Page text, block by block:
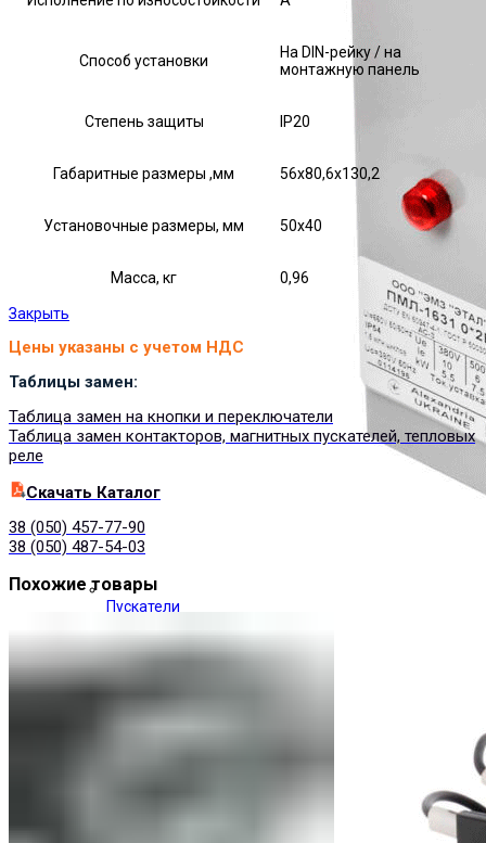
Пускатели
Способ установки
На DIN-рейку / на
монтажную панель
Степень защиты IP20
Габаритные размеры ,мм 56х80,6х130,2
Установочные размеры, мм 50х40
Масса, кг 0,96
Закрыть
Цены указаны с учетом НДС
Таблицы замен:
Таблица замен на кнопки и переключатели
Таблица замен контакторов, магнитных пускателей, тепловых
реле
Cкачать Каталог
38 (050) 457-77-90
38 (050) 487-54-03
Похожие товары